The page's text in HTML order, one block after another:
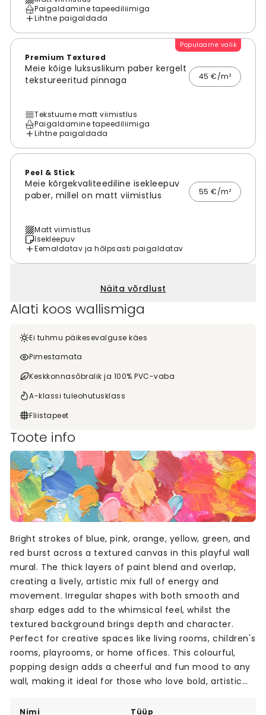
Paigaldamine tapeediliimiga
Lihtne paigaldada
Populaarne valik
Premium Textured
Meie kõige luksuslikum paber kergelt
tekstureeritud pinnaga
45 €/m²
Tekstuurne matt viimistlus
Paigaldamine tapeediliimiga
Lihtne paigaldada
Peel & Stick
Meie kõrgekvaliteediline isekleepuv
paber, millel on matt viimistlus
55 €/m²
Matt viimistlus
Isekleepuv
Eemaldatav ja hõlpsasti paigaldatav
Näita võrdlust
Alati koos wallismiga
Ei tuhmu päikesevalguse käes
Pimestamata
Keskkonnasõbralik ja 100% PVC-vaba
A-klassi tuleohutusklass
Fliistapeet
Toote info
Nimi Tüüp
Bright strokes of blue, pink, orange, yellow, green, and
red burst across a textured canvas in this playful wall
mural. The thick layers of paint blend and overlap,
creating a lively, artistic mix full of energy and
movement. Irregular shapes with both smooth and
sharp edges add to the whimsical feel, whilst the
textured background brings depth and character.
Perfect for creative spaces like living rooms, children's
rooms, playrooms, or home offices. This colourful,
popping design adds a cheerful and fun mood to any
wall, making it ideal for those who love bold, artistic